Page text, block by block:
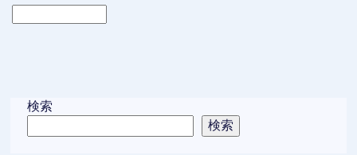
検索
検索